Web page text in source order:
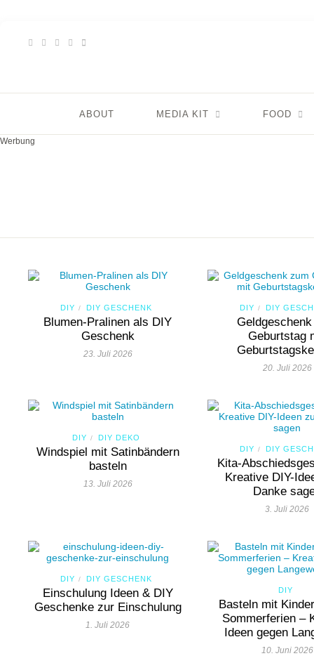
ABOUT MEDIA KIT FOOD
Werbung
DIY / DIY GESCHENK
Blumen-Pralinen als DIY
Geschenk
23. Juli 2026
DIY / DIY
Geburtstag
20. Juli 2026
DIY / DIY DEKO
Windspiel mit Satinbändern
basteln
13. Juli 2026
DIY / DIY
Kita-
Kreative DIY-
Danke
3. Juli 2026
DIY / DIY GESCHENK
Einschulung Ideen & DIY
Geschenke zur Einschulung
1. Juli 2026
DIY
Basteln mit
Sommerferien –
Ideen gegen
10. Juni 2026